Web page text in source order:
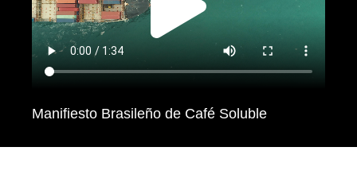
Manifiesto Brasileño de Café Soluble